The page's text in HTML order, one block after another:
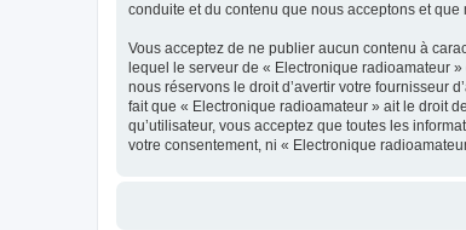
conduite et du contenu que nous acceptons et
Vous acceptez de ne publier aucun contenu à
lequel le serveur de « Electronique radioamateur
nous réservons le droit d’avertir votre fournisseur
fait que « Electronique radioamateur » ait le droit
qu’utilisateur, vous acceptez que toutes les
votre consentement, ni « Electronique